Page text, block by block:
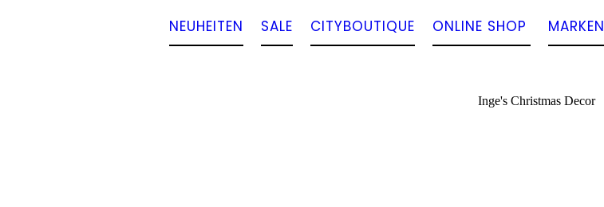
NEUHEITEN SALE CITYBOUTIQUE ONLINE SHOP MARKEN
Inge's Christmas Decor